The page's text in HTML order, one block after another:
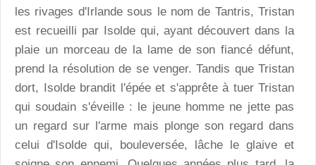
les rivages d'Irlande sous le nom de Tantris, Tristan
est recueilli par Isolde qui, ayant découvert dans la
plaie un morceau de la lame de son fiancé défunt,
prend la résolution de se venger. Tandis que Tristan
dort, Isolde brandit l'épée et s'apprête à tuer Tristan
qui soudain s'éveille : le jeune homme ne jette pas
un regard sur l'arme mais plonge son regard dans
celui d'Isolde qui, bouleversée, lâche le glaive et